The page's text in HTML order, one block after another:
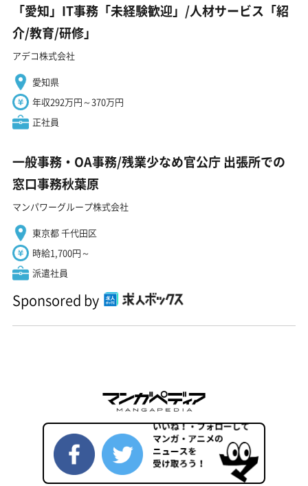
「愛知」IT事務「未経験歓迎」/人材サービス「紹
介/教育/研修」
アデコ株式会社
愛知県
年収292万円～370万円
正社員
一般事務・OA事務/残業少なめ官公庁 出張所での
窓口事務秋葉原
マンパワーグループ株式会社
東京都 千代田区
時給1,700円～
派遣社員
Sponsored by